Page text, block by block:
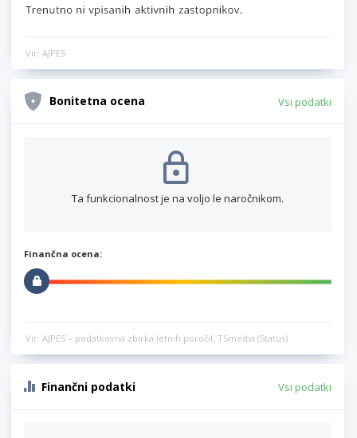
Vir: AJPES
Bonitetna ocena Vsi podatki
Ta funkcionalnost je na voljo le naročnikom.
Finančna ocena:
Vir: AJPES – podatkovna zbirka letnih poročil, TSmedia (Status)
Finančni podatki Vsi podatki